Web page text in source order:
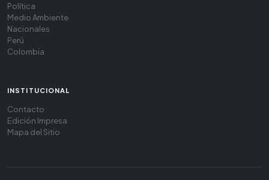
Política
Medio Ambiente
Nacionales
Perú
Colombia
INSTITUCIONAL
Contacto
Edición Impresa
Mapa del Sitio